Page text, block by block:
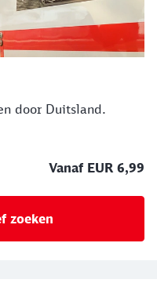
door Duitsland.
Vanaf EUR 6,99
zoeken